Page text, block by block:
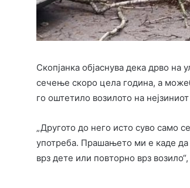
Скопјанка објаснува дека дрво на
сечење скоро цела година, а
го оштетило возилото на
„Другото до него исто суво само
употреба. Прашањето ми е каде да
врз дете или повторно врз